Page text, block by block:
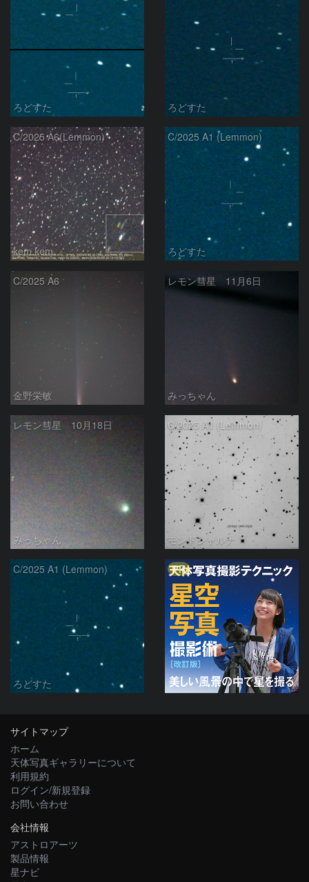
ろどすた ろどすた
C/2025 A6(Lemmon)
kem.kem
C/2025 A1 (Lemmon)
ろどすた
C/2025 A6
金野栄敏
レモン彗星 11月6日
みっちゃん
レモン彗星 10月18日
みっちゃん
C/2025 A1 (Lemmon)
モンドシャルナ
C/2025 A1 (Lemmon)
ろどすた
PR
サイトマップ
ホーム
天体写真ギャラリーについて
利用規約
ログイン/新規登録
お問い合わせ
会社情報
アストロアーツ
製品情報
星ナビ